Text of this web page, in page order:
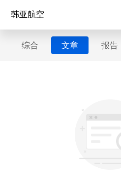
综合 文章 报告